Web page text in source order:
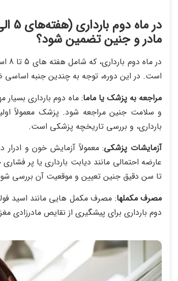
مادر و جنین تضمین شود؟
است. در این دوره، توجه به چندین جنبه
مراجعه به پزشک یا ماما: ماه دوم بارداری
بارداری، و بررسی تاریخچه پزشکی است.
آزمایشات پزشکی: معمولاً آزمایش خون و
عارضه احتمالی مانند دیابت بارداری یا پر
تا سن دقیق جنین تعیین و موقعیت آن بررسی
مصرف مکملها: مصرف مکمل‌ هایی مانند اسید
دوم بارداری برای پیشگیری از نقایص مادرزادی